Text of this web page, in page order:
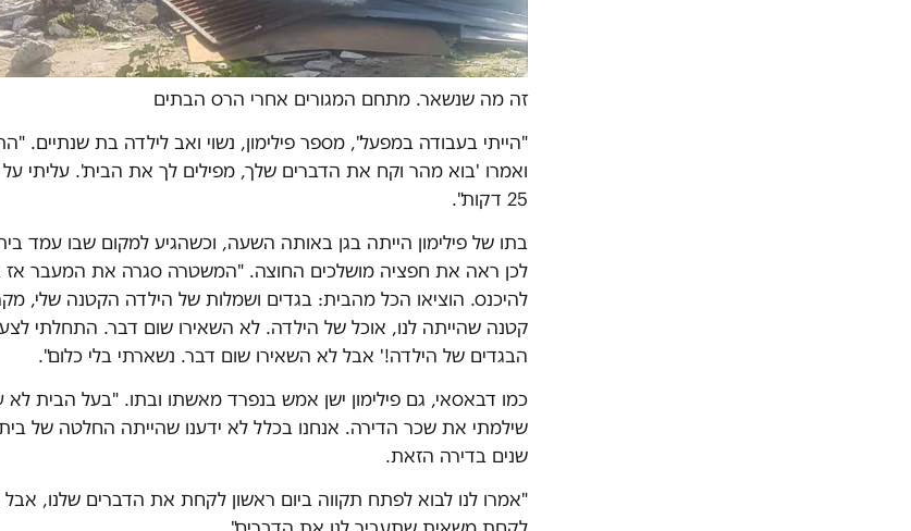
זה מה שנשאר. מתחם המגורים אחרי הרס הבתים
"הייתי בעבודה במפעל", מספר פילימון, נשוי ואב לילדה בת שנתיים.
ואמרו 'בוא מהר וקח את הדברים שלך, מפילים לך את הבית'. עליתי על
25 דקות".
בתו של פילימון הייתה בגן באותה השעה, וכשהגיע למקום שבו עמד
לכן ראה את חפציה מושלכים החוצה. "המשטרה סגרה את המעבר אז
להיכנס. הוציאו הכל מהבית: בגדים ושמלות של הילדה הקטנה שלי,
קטנה שהייתה לנו, אוכל של הילדה. לא השאירו שום דבר. התחלתי
הבגדים של הילדה!' אבל לא השאירו שום דבר. נשארתי בלי כלום".
כמו דבאסאי, גם פילימון ישן אמש בנפרד מאשתו ובתו. "בעל הבית לא
שילמתי את שכר הדירה. אנחנו בכלל לא ידענו שהייתה החלטה של
שנים בדירה הזאת.
"אמרו לנו לבוא לפתח תקווה ביום ראשון לקחת את הדברים שלנו, אבל